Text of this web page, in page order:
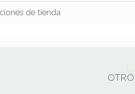
de tienda